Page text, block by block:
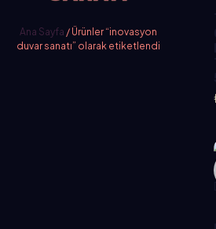
Ana Sayfa / Ürünler “inovasyon
duvar sanatı” olarak etiketlendi